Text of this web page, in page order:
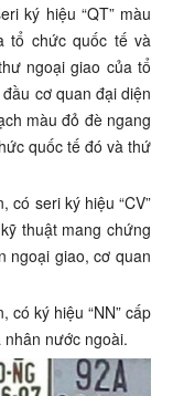
ký hiệu “QT” màu
tổ chức quốc tế và
ngoại giao của tổ
cơ quan đại diện
màu đỏ đè ngang
quốc tế đó và thứ
có seri ký hiệu “CV”
thuật mang chứng
ngoại giao, cơ quan
có ký hiệu “NN” cấp
nước ngoài.